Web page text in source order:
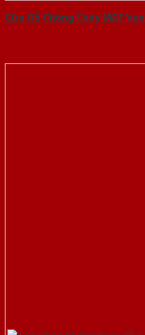
Cửa Gỗ Chống Cháy MDF